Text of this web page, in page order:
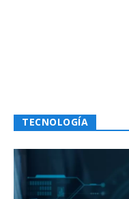
TECNOLOGÍA